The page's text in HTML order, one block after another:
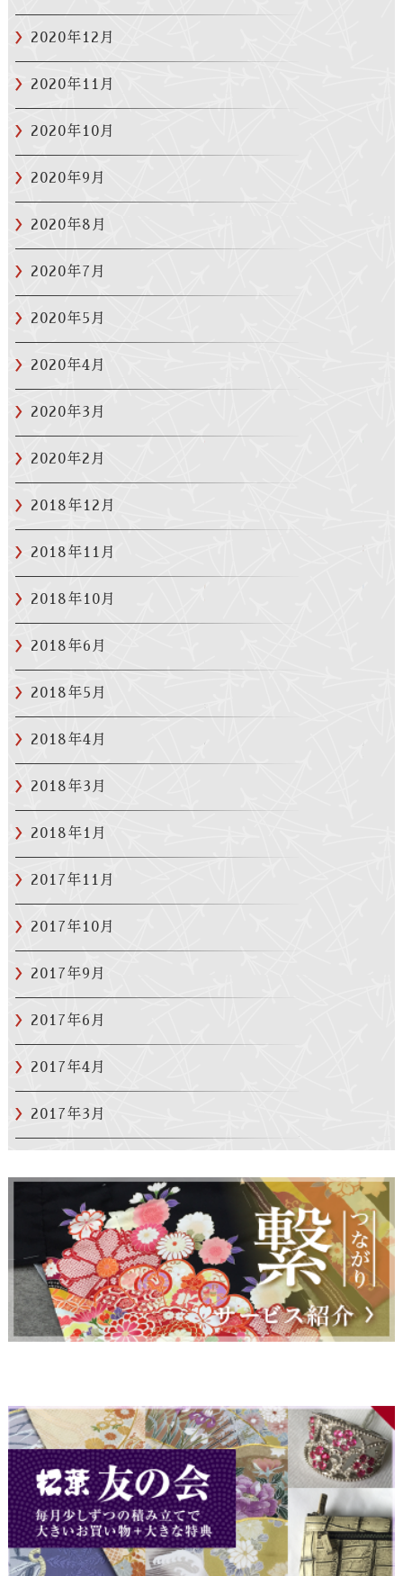
2020年12月
2020年11月
2020年10月
2020年9月
2020年8月
2020年7月
2020年5月
2020年4月
2020年3月
2020年2月
2018年12月
2018年11月
2018年10月
2018年6月
2018年5月
2018年4月
2018年3月
2018年1月
2017年11月
2017年10月
2017年9月
2017年6月
2017年4月
2017年3月